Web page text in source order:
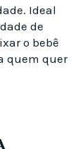
Ideal
de
o bebê
quem quer